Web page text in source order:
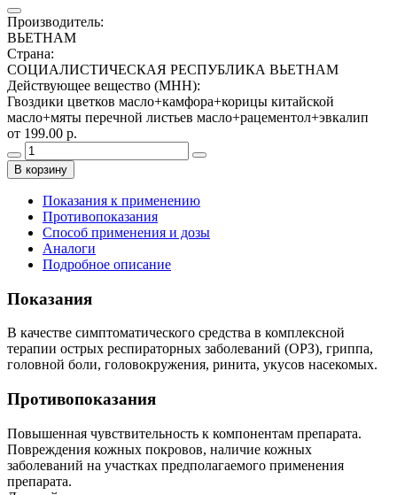
Производитель:
ВЬЕТНАМ
Страна:
СОЦИАЛИСТИЧЕСКАЯ РЕСПУБЛИКА ВЬЕТНАМ
Действующее вещество (МНН):
Гвоздики цветков масло+камфора+корицы китайской
масло+мяты перечной листьев масло+рацементол+эвкалип
от 199.00 р.
В корзину
Показания к применению
Противопоказания
Способ применения и дозы
Аналоги
Подробное описание
Показания
В качестве симптоматического средства в комплексной
терапии острых респираторных заболеваний (ОРЗ), гриппа,
головной боли, головокружения, ринита, укусов насекомых.
Противопоказания
Повышенная чувствительность к компонентам препарата.
Повреждения кожных покровов, наличие кожных
заболеваний на участках предполагаемого применения
препарата.